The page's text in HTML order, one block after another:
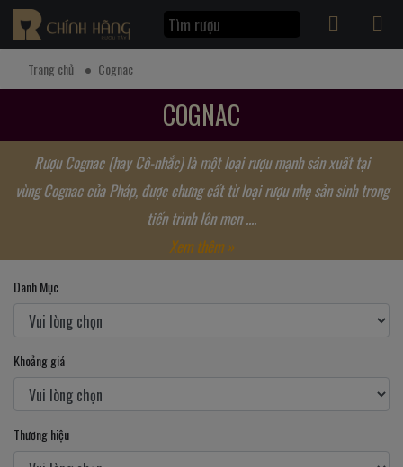
Trang chủ Cognac
COGNAC
Rượu Cognac (hay Cô-nhắc) là một loại rượu mạnh sản xuất tại
vùng Cognac của Pháp, được chưng cất từ loại rượu nhẹ sản sinh trong
tiến trình lên men ....
Xem thêm »
Danh Mục
Khoảng giá
Thương hiệu